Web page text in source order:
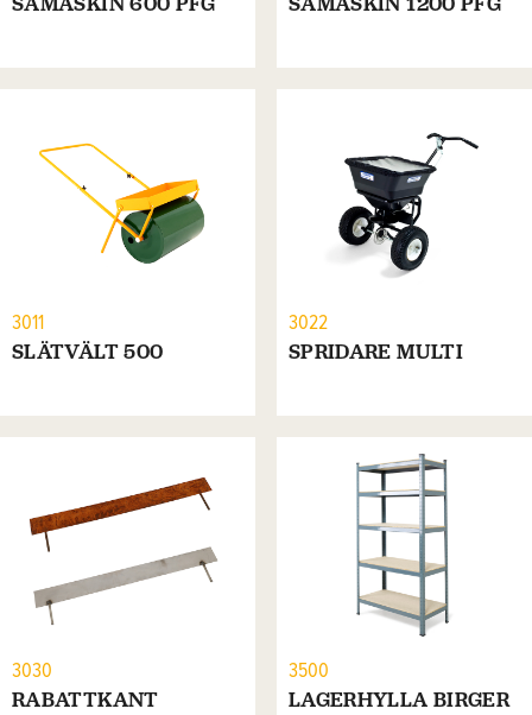
3011
SLÄTVÄLT 500
3022
SPRIDARE MULTI
3030
RABATTKANT
3500
LAGERHYLLA BIRGER